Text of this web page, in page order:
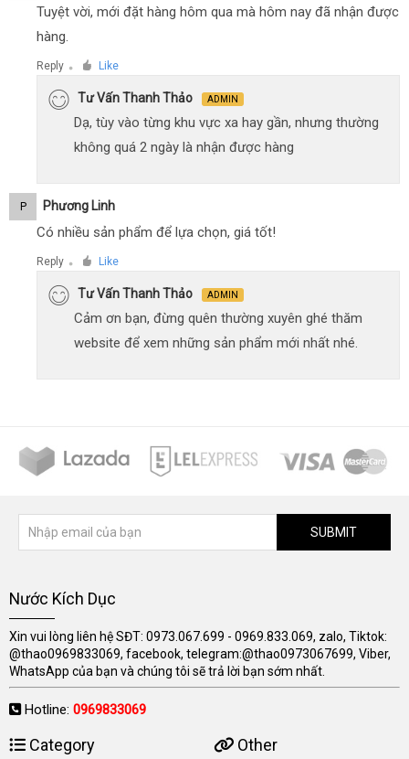
Tuyệt vời, mới đặt hàng hôm qua mà hôm nay đã nhận được
hàng.
Reply ● Like
Tư Vấn Thanh Thảo ADMIN
Dạ, tùy vào từng khu vực xa hay gần, nhưng thường
không quá 2 ngày là nhận được hàng
P Phương Linh
Có nhiều sản phẩm để lựa chọn, giá tốt!
Reply ● Like
Tư Vấn Thanh Thảo ADMIN
Cảm ơn bạn, đừng quên thường xuyên ghé thăm
website để xem những sản phẩm mới nhất nhé.
SUBMIT
Nước Kích Dục
Xin vui lòng liên hệ SĐT: 0973.067.699 - 0969.833.069, zalo, Tiktok:
@thao0969833069, facebook, telegram:@thao0973067699, Viber,
WhatsApp của bạn và chúng tôi sẽ trả lời bạn sớm nhất.
Hotline: 0969833069
Category Other